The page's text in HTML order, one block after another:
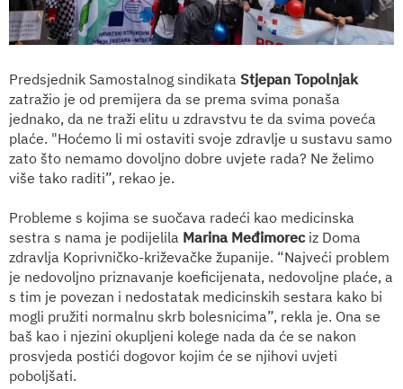
Predsjednik Samostalnog sindikata Stjepan Topolnjak
zatražio je od premijera da se prema svima ponaša
jednako, da ne traži elitu u zdravstvu te da svima poveća
plaće. "Hoćemo li mi ostaviti svoje zdravlje u sustavu samo
zato što nemamo dovoljno dobre uvjete rada? Ne želimo
više tako raditi”, rekao je.
Probleme s kojima se suočava radeći kao medicinska
sestra s nama je podijelila Marina Međimoreciz Doma
zdravlja Koprivničko-križevačke županije. “Najveći problem
je nedovoljno priznavanje koeficijenata, nedovoljne plaće, a
s tim je povezan i nedostatak medicinskih sestara kako bi
mogli pružiti normalnu skrb bolesnicima”, rekla je. Ona se
baš kao i njezini okupljeni kolege nada da će se nakon
prosvjeda postići dogovor kojim će se njihovi uvjeti
poboljšati.